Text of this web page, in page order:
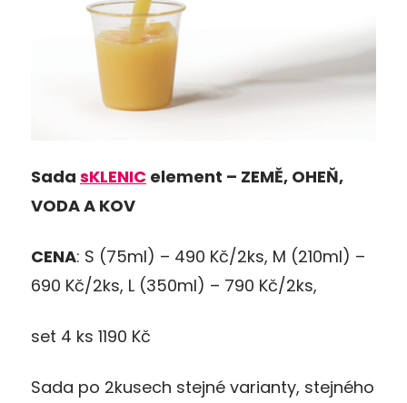
Sada sKLENIC element – ZEMĚ, OHEŇ,
VODA A KOV
CENA: S (75ml) – 490 Kč/2ks, M (210ml) –
690 Kč/2ks, L (350ml) – 790 Kč/2ks,
set 4 ks 1190 Kč
Sada po 2kusech stejné varianty, stejného